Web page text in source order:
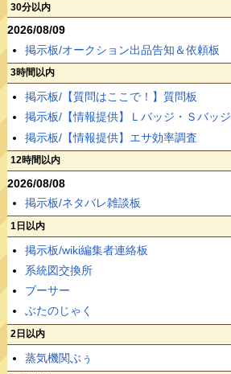
30分以内
2026/08/09
掲示板/オークション出品告知＆依頼板
3時間以内
掲示板/【質問はここで！】質問板
掲示板/【情報提供】Ｌバッジ・Ｓバッジ
掲示板/【情報提供】エサ効率調査
12時間以内
2026/08/08
掲示板/ネタバレ雑談板
1日以内
掲示板/wiki編集者連絡板
系統図交換所
ブーサー
ぶたのじゃく
2日以内
蒸気機関ぶぅ